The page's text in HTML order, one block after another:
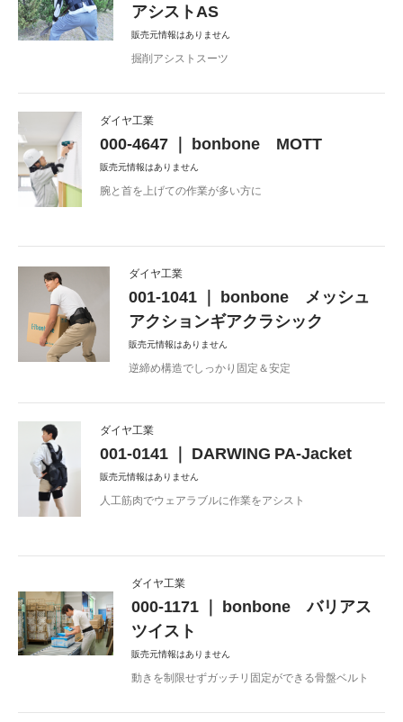
アシストAS
販売元情報はありません
掘削アシストスーツ
ダイヤ工業
000-4647 ｜ bonbone MOTT
販売元情報はありません
腕と首を上げての作業が多い方に
ダイヤ工業
001-1041 ｜ bonbone メッシュ
アクションギアクラシック
販売元情報はありません
逆締め構造でしっかり固定＆安定
ダイヤ工業
001-0141 ｜ DARWING PA-Jacket
販売元情報はありません
人工筋肉でウェアラブルに作業をアシスト
ダイヤ工業
000-1171 ｜ bonbone バリアス
ツイスト
販売元情報はありません
動きを制限せずガッチリ固定ができる骨盤ベルト